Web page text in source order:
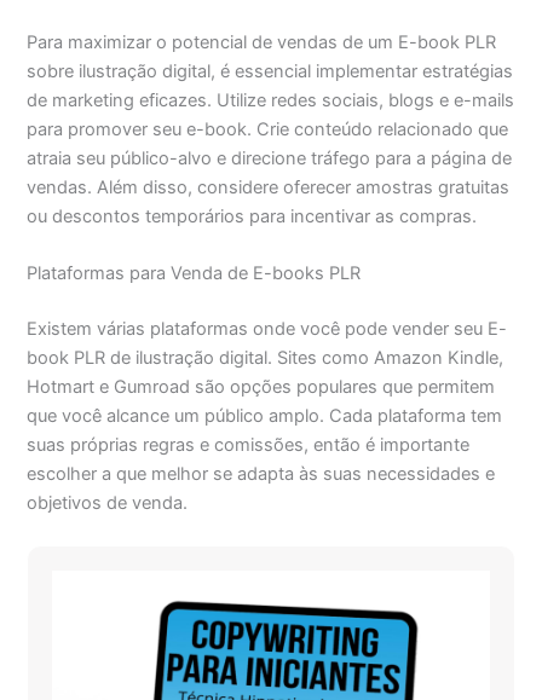
Para maximizar o potencial de vendas de um E-book PLR
sobre ilustração digital, é essencial implementar estratégias
de marketing eficazes. Utilize redes sociais, blogs e e-mails
para promover seu e-book. Crie conteúdo relacionado que
atraia seu público-alvo e direcione tráfego para a página de
vendas. Além disso, considere oferecer amostras gratuitas
ou descontos temporários para incentivar as compras.
Plataformas para Venda de E-books PLR
Existem várias plataformas onde você pode vender seu E-
book PLR de ilustração digital. Sites como Amazon Kindle,
Hotmart e Gumroad são opções populares que permitem
que você alcance um público amplo. Cada plataforma tem
suas próprias regras e comissões, então é importante
escolher a que melhor se adapta às suas necessidades e
objetivos de venda.